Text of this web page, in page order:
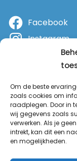
Om de beste
zoals cookies om
raadplegen. Door in
wij gegevens zoals
verwerken. Als je
intrekt, kan dit een
en mogelijkheden.
Facebook
Instagram
YouTube